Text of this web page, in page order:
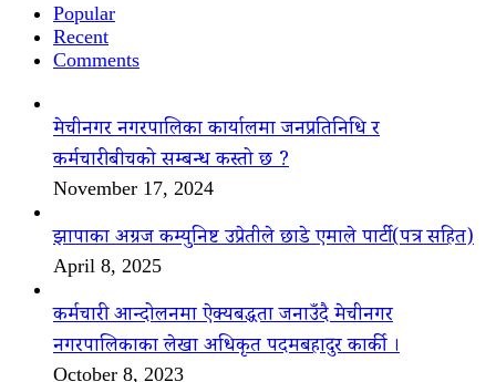
Popular
Recent
Comments
मेचीनगर नगरपालिका कार्यालमा जनप्रतिनिधि र
कर्मचारीबीचको सम्बन्ध कस्तो छ ?
November 17, 2024
झापाका अग्रज कम्युनिष्ट उप्रेतीले छाडे एमाले पार्टी(पत्र सहित)
April 8, 2025
कर्मचारी आन्दोलनमा ऐक्यबद्धता जनाउँदै मेचीनगर
नगरपालिकाका लेखा अधिकृत पदमबहादुर कार्की ।
October 8, 2023